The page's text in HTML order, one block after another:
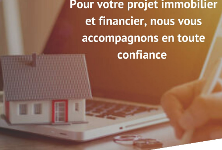
Tarifs
Blog
Partenaires
Nos pages Facebook
Contact